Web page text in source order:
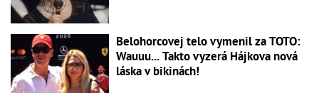
Belohorcovej telo vymenil za TOTO:
Wauuu... Takto vyzerá Hájkova nová
láska v bikinách!